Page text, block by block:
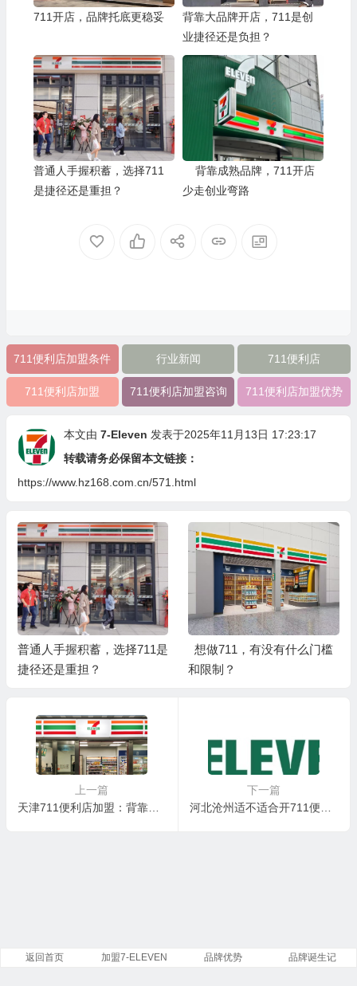
711开店，品牌托底更稳妥
背靠大品牌开店，711是创
业捷径还是负担？
普通人手握积蓄，选择711
是捷径还是重担？
背靠成熟品牌，711开店
少走创业弯路
711便利店加盟条件 行业新闻 711便利店
711便利店加盟 711便利店加盟咨询 711便利店加盟优势
本文由 7-Eleven 发表于2025年11月13日 17:23:17
转载请务必保留本文链接：
https://www.hz168.com.cn/571.html
普通人手握积蓄，选择711是
捷径还是重担？
想做711，有没有什么门槛
和限制？
上一篇
天津711便利店加盟：背靠全球知名品牌，抢占津城新零售风口
下一篇
返回首页 加盟7-ELEVEN 品牌优势 品牌诞生记